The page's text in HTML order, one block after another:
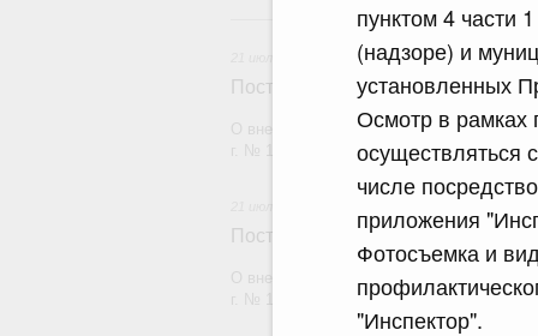
пунктом 4 части
(надзоре) и
установленных
Осмотр в рамках
осуществляться
числе
приложения
Фотосъемка и
"Инспектор".
Постановление Правительства
О внесении изменений в постановление
Постановление Правительства
О внесении изменений в постановление